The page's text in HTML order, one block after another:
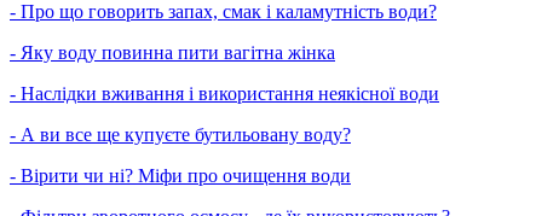
- Про що говорить запах, смак і каламутність води?
- Яку воду повинна пити вагітна жінка
- Наслідки вживання і використання неякісної води
- А ви все ще купуєте бутильовану воду?
- Вірити чи ні? Міфи про очищення води